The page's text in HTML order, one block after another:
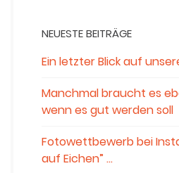
NEUESTE BEITRÄGE
Ein letzter Blick auf
Manchmal braucht es
wenn es gut werden soll
Fotowettbewerb bei
auf Eichen” …